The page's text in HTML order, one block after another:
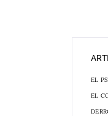
EL
EL